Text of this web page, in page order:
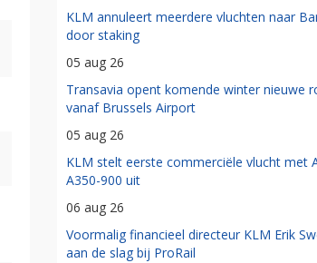
KLM annuleert meerdere vluchten naar
door staking
05 aug 26
Transavia opent komende winter nieuwe
vanaf Brussels Airport
05 aug 26
KLM stelt eerste commerciële vlucht met
A350-900 uit
06 aug 26
Voormalig financieel directeur KLM Erik
aan de slag bij ProRail